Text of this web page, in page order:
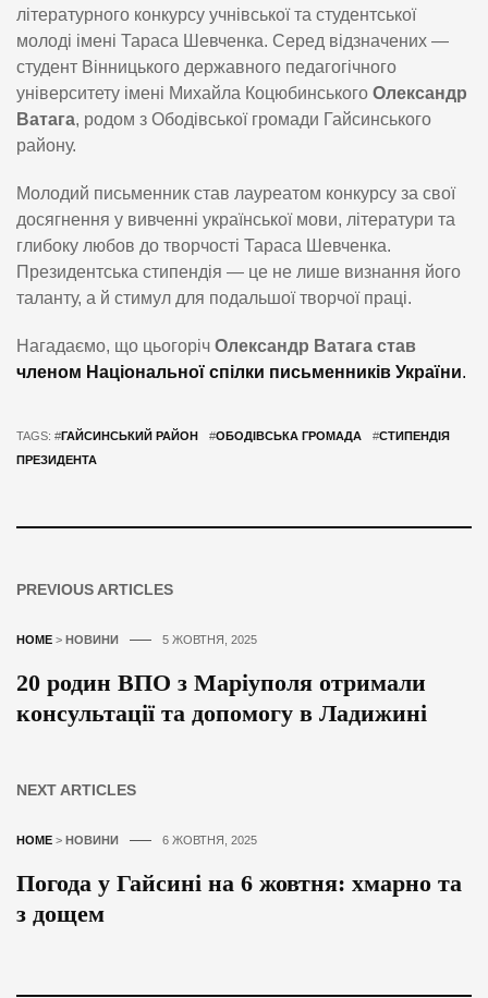
літературного конкурсу учнівської та студентської
молоді імені Тараса Шевченка. Серед відзначених —
студент Вінницького державного педагогічного
університету імені Михайла Коцюбинського Олександр
Ватага, родом з Ободівської громади Гайсинського
району.
Молодий письменник став лауреатом конкурсу за свої
досягнення у вивченні української мови, літератури та
глибоку любов до творчості Тараса Шевченка.
Президентська стипендія — це не лише визнання його
таланту, а й стимул для подальшої творчої праці.
Нагадаємо, що цьогоріч Олександр Ватага став
членом Національної спілки письменників України.
TAGS: #ГАЙСИНСЬКИЙ РАЙОН #ОБОДІВСЬКА ГРОМАДА #СТИПЕНДІЯ
ПРЕЗИДЕНТА
PREVIOUS ARTICLES
HOME > НОВИНИ 5 ЖОВТНЯ, 2025
20 родин ВПО з Маріуполя отримали
консультації та допомогу в Ладижині
NEXT ARTICLES
HOME > НОВИНИ 6 ЖОВТНЯ, 2025
Погода у Гайсині на 6 жовтня: хмарно та
з дощем